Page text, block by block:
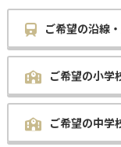
ご希望の沿線
ご希望の小学
ご希望の中学